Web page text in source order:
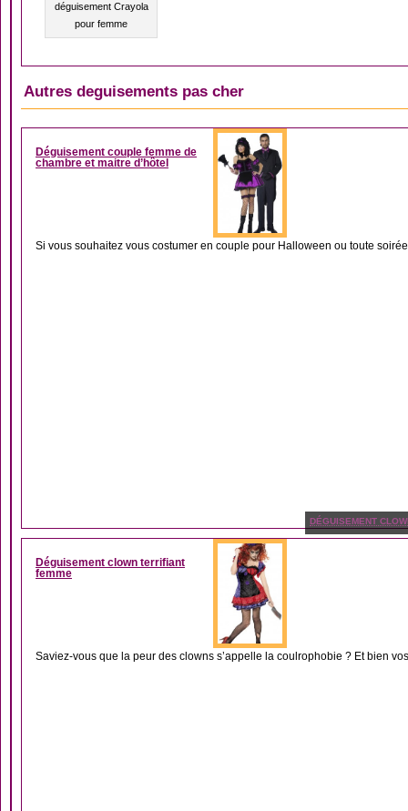
déguisement Crayola
pour femme
Autres deguisements pas cher
DÉGUISEMENT
Déguisement couple femme de
chambre et maitre d’hôtel
Si vous souhaitez vous costumer en couple pour Halloween ou toute
DÉGUISEMENT
Déguisement clown terrifiant
femme
Saviez-vous que la peur des clowns s’appelle la coulrophobie ? Et bien